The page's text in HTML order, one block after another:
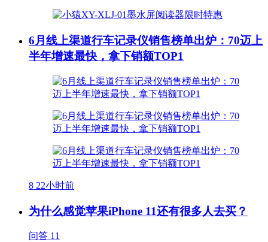
6月线上渠道行车记录仪销售榜单出炉：70迈上
半年增速最快，拿下销额TOP1
8 22小时前
为什么感觉苹果iPhone 11还有很多人去买？
问答 11